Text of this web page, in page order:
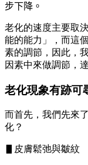
步下降。
老化的速度主要取
能的能力」，而這
素的調節，因此，
因素中來做調節，
老化現象有跡可
而首先，我們先來
化？
▋皮膚鬆弛與皺紋